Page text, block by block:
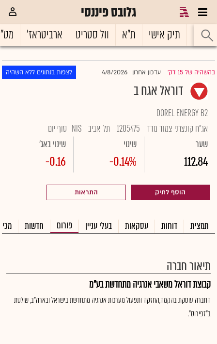
גלובס פיננסי
ראשי תיק אישי ת"א וול סטריט ארביטראז'
בהשהיה של 15 דק' |עדכון אחרון 4/8/2026 לצפות בנתונים ללא השהיה
דוראל אגח ב
DOREL ENERGY B2
אג"ח קונצרני צמוד מדד 1205475 תל-אביב NIS סוף יום
שער
112.84
שינוי
-0.14%
שינוי באג'
-0.16
הוסף לתיק התראות
תמצית דוחות עסקאות בעלי עניין פורום חדשות
תיאור חברה
קבוצת דוראל משאבי אנרגיה מתחדשת בע"מ
החברה עוסקת בהקמה,החזקה ותפעול מערכות אנרגיה מתחדשת בישראל ובארה"ב, שולטת
ב"זפירוס".